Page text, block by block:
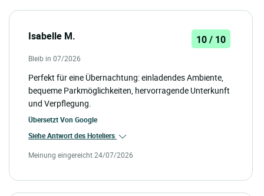
Isabelle M. 10 / 10
Bleib in 07/2026
Perfekt für eine Übernachtung: einladendes Ambiente,
bequeme Parkmöglichkeiten, hervorragende Unterkunft
und Verpflegung.
Übersetzt Von Google
Siehe Antwort des Hoteliers
Meinung eingereicht 24/07/2026